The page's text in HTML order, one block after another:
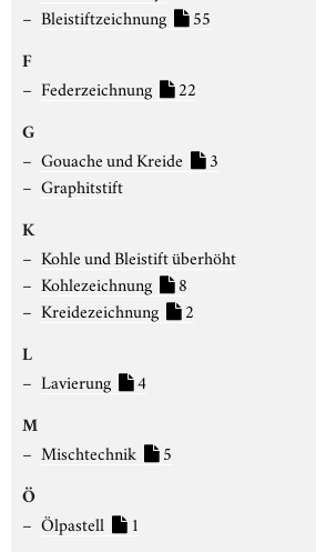
Bleistiftzeichnung
55
F
Federzeichnung 22
G
Gouache und Kreide
3
Graphitstift
K
Kohle und Bleistift überhöht
Kohlezeichnung
8
Kreidezeichnung
2
L
Lavierung 4
M
Mischtechnik 5
Ö
Ölpastell 1